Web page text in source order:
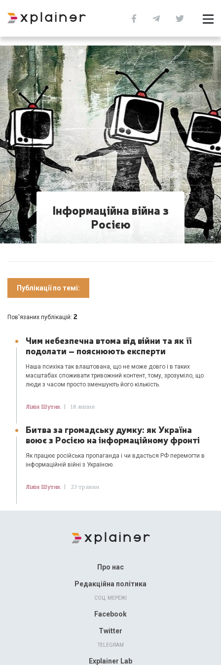
Інформаційна війна з
Росією
Публікації по темі:
Пов'язаних публікацій: 2
Чим небезпечна втома від війни та як її
подолати – пояснюють експерти
Наша психіка так влаштована, що не може довго і в таких
масштабах споживати тривожний контент, тому, зрозуміло, що
люди з часом просто зменшують його кількість.
Лілія Шутяк 18 липня
Битва за громадську думку: як Україна
воює з Росією на інформаційному фронті
Як працює російська пропаганда і чи вдасться РФ перемогти в
інформаційній війні з Україною.
Лілія Шутяк 23 травня
Про нас
Редакційна політика
СОЦ. МЕРЕЖІ
Facebook
Twitter
TELEGRAM
Explainer Lab